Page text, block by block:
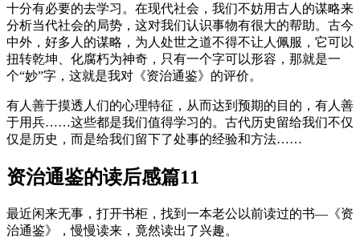
十分有必要的去学习。在现代社会，我们不妨用古人的谋略来
分析当代社会的局势，这对我们认识事物有很大的帮助。古今
中外，好多人的谋略，为人处世之道不得不让人佩服，它可以
扭转乾坤、化腐朽为神奇，只有一个字可以形容，那就是一
个“妙”字，这就是我对《资治通鉴》的评价。
有人善于摸透人们的心理特征，从而达到预期的目的，有人善
于用兵……这些都是我们值得学习的。古代历史留给我们不仅
仅是历史，而是给我们留下了处事的经验和方法……
资治通鉴的读后感篇11
最近闲来无事，打开书柜，找到一本老公以前读过的书—《资
治通鉴》，慢慢读来，竟然读出了兴趣。